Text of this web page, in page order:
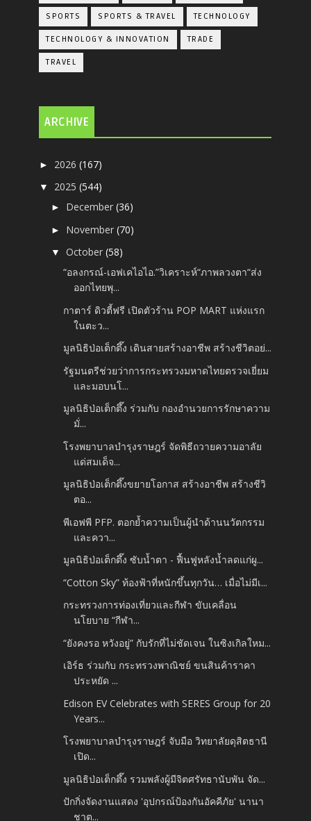
SPORTS SPORTS & TRAVEL TECHNOLOGY
TECHNOLOGY & INNOVATION TRADE
TRAVEL
ARCHIVE
► 2026(167)
▼ 2025(544)
► December(36)
► November(70)
▼October(58)
“อลงกรณ์-เอฟเคไอไอ.”วิเคราะห์“ภาพลวงตา“ส่ง
ออกไทยพุ...
กาตาร์ ดิวตี้ฟรี เปิดตัวร้าน POP MART แห่งแรก
ในตะว...
มูลนิธิป่อเต็กตึ๊ง เดินสายสร้างอาชีพ สร้างชีวิตอย่...
รัฐมนตรีช่วยว่าการกระทรวงมหาดไทยตรวจเยี่ยม
และมอบนโ...
มูลนิธิป่อเต็กตึ๊ง ร่วมกับ กองอำนวยการรักษาความ
มั่...
โรงพยาบาลบำรุงราษฎร์ จัดพิธีถวายความอาลัย
แด่สมเด็จ...
มูลนิธิป่อเต็กตึ๊งขยายโอกาส สร้างอาชีพ สร้างชีวิ
ตอ...
พีเอฟพี PFP. ตอกย้ำความเป็นผู้นำด้านนวัตกรรม
และควา...
มูลนิธิป่อเต็กตึ๊ง ซับน้ำตา - ฟื้นฟูหลังน้ำลดแก่ผู...
“Cotton Sky” ท้องฟ้าที่หนักขึ้นทุกวัน… เมื่อไม่มีเ...
กระทรวงการท่องเที่ยวและกีฬา ขับเคลื่อน
นโยบาย “กีฬา...
“ยังคงรอ หวังอยู่” กับรักที่ไม่ชัดเจน ในซิงเกิลใหม...
เอิร์ธ ร่วมกับ กระทรวงพาณิชย์ ขนสินค้าราคา
ประหยัด ...
Edison EV Celebrates with SERES Group for 20
Years...
โรงพยาบาลบำรุงราษฎร์ จับมือ วิทยาลัยดุสิตธานี
เปิด...
มูลนิธิป่อเต็กตึ๊ง รวมพลังผู้มีจิตศรัทธานับพัน จัด...
ปักกิ่งจัดงานแสดง 'อุปกรณ์ป้องกันอัคคีภัย' นานา
ชาต...